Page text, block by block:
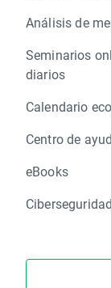
Análisis de
Seminarios
diarios
Calendario
Centro de
eBooks
Ciberseguridad